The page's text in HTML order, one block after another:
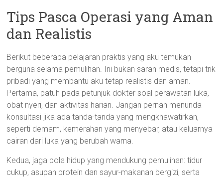
Tips Pasca Operasi yang Aman
dan Realistis
Berikut beberapa pelajaran praktis yang aku temukan
berguna selama pemulihan. Ini bukan saran medis, tetapi trik
pribadi yang membantu aku tetap realistis dan aman.
Pertama, patuh pada petunjuk dokter soal perawatan luka,
obat nyeri, dan aktivitas harian. Jangan pernah menunda
konsultasi jika ada tanda-tanda yang mengkhawatirkan,
seperti demam, kemerahan yang menyebar, atau keluarnya
cairan dari luka yang berubah warna.
Kedua, jaga pola hidup yang mendukung pemulihan: tidur
cukup, asupan protein dan sayur-makanan bergizi, serta